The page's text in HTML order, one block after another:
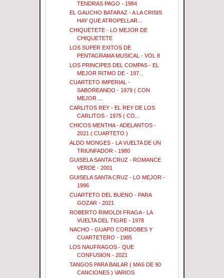
TENDRAS PAGO - 1984
EL GAUCHO BATARAZ - A LA CRISIS
HAY QUE ATROPELLAR...
CHIQUETETE - LO MEJOR DE
CHIQUETETE
LOS SUPER EXITOS DE
PENTAGRAMA MUSICAL - VOL 8
LOS PRINCIPES DEL COMPAS - EL
MEJOR RITMO DE - 197...
CUARTETO IMPERIAL -
SABOREANDO - 1979 ( CON
MEJOR ...
CARLITOS REY - EL REY DE LOS
CARLITOS - 1975 ( CO...
CHICOS MENTHA - ADELANTOS -
2021 ( CUARTETO )
ALDO MONGES - LA VUELTA DE UN
TRIUNFADOR - 1980
GUISELA SANTA CRUZ - ROMANCE
VERDE - 2001
GUISELA SANTA CRUZ - LO MEJOR -
1996
CUARTETO DEL BUENO - PARA
GOZAR - 2021
ROBERTO RIMOLDI FRAGA - LA
VUELTA DEL TIGRE - 1978
NACHO - GUAPO CORDOBES Y
CUARTETERO - 1985
LOS NAUFRAGOS - QUE
CONFUSION - 2021
TANGOS PARA BAILAR ( MAS DE 90
CANCIONES ) VARIOS